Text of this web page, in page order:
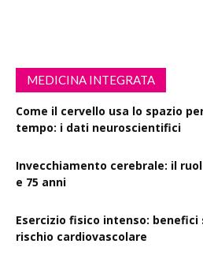
MEDICINA INTEGRATA
Come il cervello usa lo spazio
tempo: i dati neuroscientifici
Invecchiamento cerebrale: il
e 75 anni
Esercizio fisico intenso: benefici
rischio cardiovascolare